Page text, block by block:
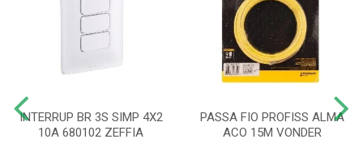
INTERRUP BR 3S SIMP 4X2
10A 680102 ZEFFIA
PASSA FIO PROFISS ALMA
ACO 15M VONDER